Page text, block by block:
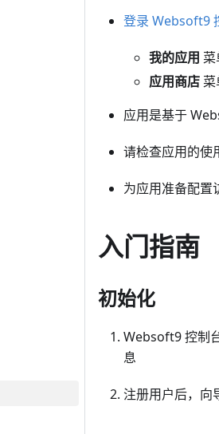
登录 Websoft9
我的应用
应用商店
应用是基于
请检查应用的使
为应用准备配置
入门指南
初始化
Websoft9 控制
息
注册用户后，向